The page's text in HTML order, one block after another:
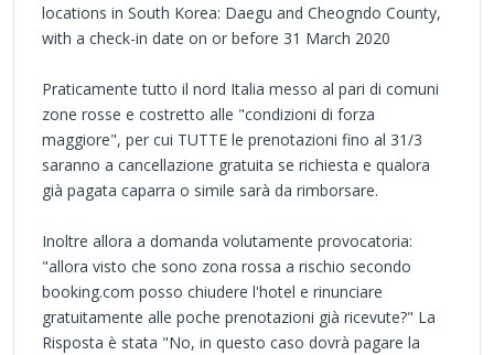
locations in South Korea: Daegu and Cheogndo County,
with a check-in date on or before 31 March 2020
Praticamente tutto il nord Italia messo al pari di comuni
zone rosse e costretto alle "condizioni di forza
maggiore", per cui TUTTE le prenotazioni fino al 31/3
saranno a cancellazione gratuita se richiesta e qualora
già pagata caparra o simile sarà da rimborsare.
Inoltre allora a domanda volutamente provocatoria:
"allora visto che sono zona rossa a rischio secondo
booking.com posso chiudere l'hotel e rinunciare
gratuitamente alle poche prenotazioni già ricevute?" La
Risposta è stata "No, in questo caso dovrà pagare la